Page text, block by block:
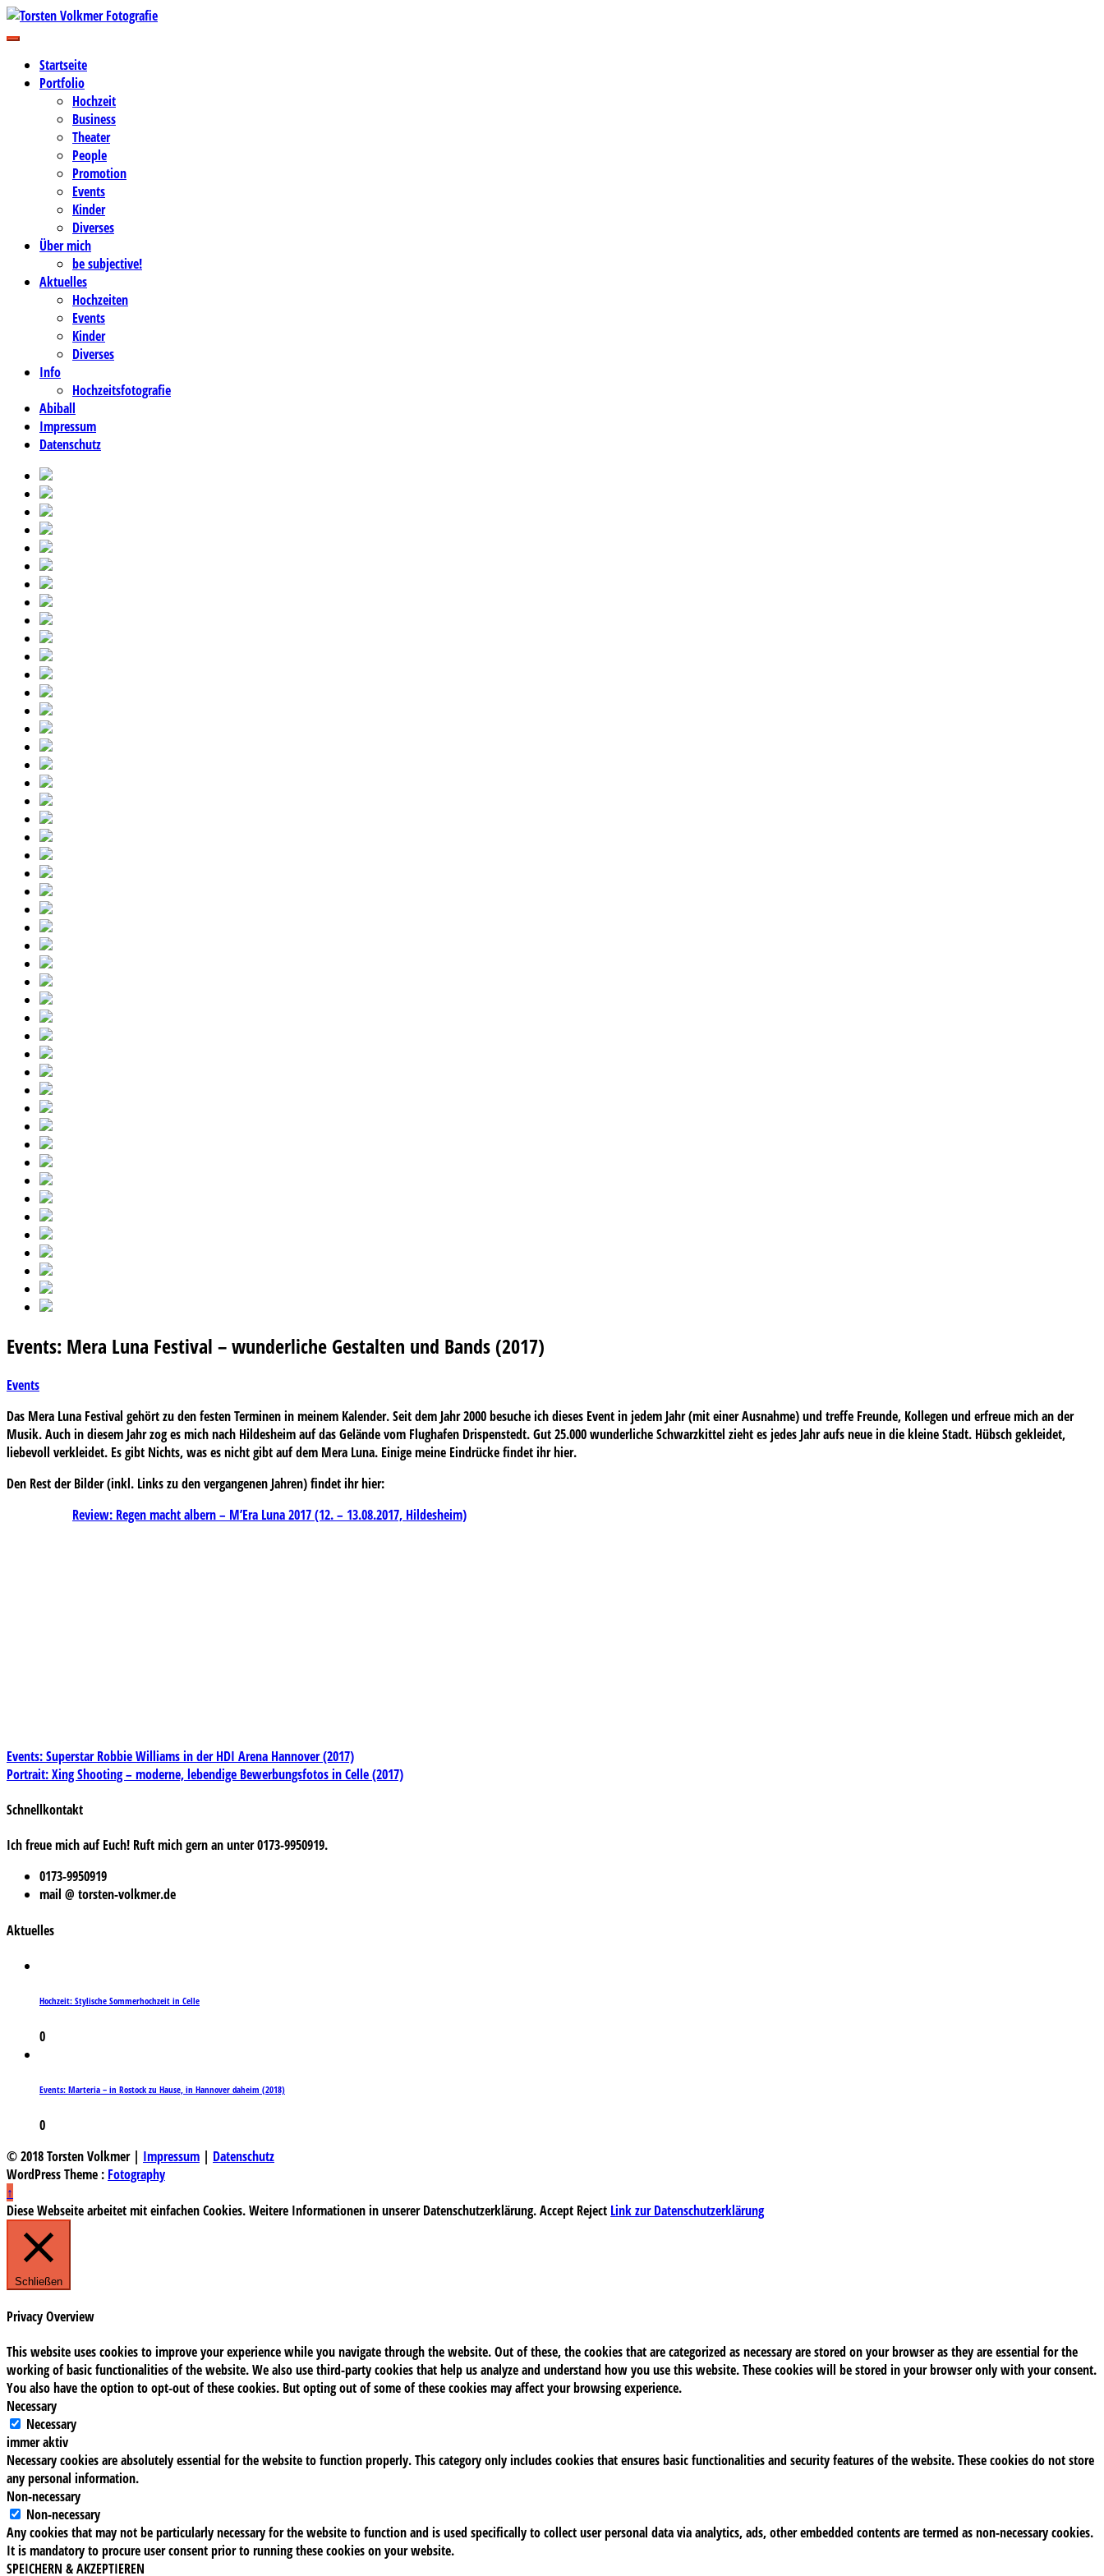
Zum
Inhalt
Torsten Volkmer Fotografie
Business-, Portrait- und Hochzeitsfotografie
Startseite
Portfolio
Hochzeit
Business
Theater
People
Promotion
Events
Kinder
Diverses
Über mich
be subjective!
Aktuelles
Hochzeiten
Events
Kinder
Diverses
Info
Hochzeitsfotografie
Abiball
Impressum
Datenschutz
Events: Mera Luna Festival – wunderliche Gestalten und Bands (2017)
Events
Das Mera Luna Festival gehört zu den festen Terminen in meinem Kalender. Seit dem Jahr 2000 besuche ich dieses Event in jedem Jahr (mit einer Ausnahme) und treffe Freunde, Kollegen und erfreue mich an der
Musik. Auch in diesem Jahr zog es mich nach Hildesheim auf das Gelände vom Flughafen Drispenstedt. Gut 25.000 wunderliche Schwarzkittel zieht es jedes Jahr aufs neue in die kleine Stadt. Hübsch gekleidet,
liebevoll verkleidet. Es gibt Nichts, was es nicht gibt auf dem Mera Luna. Einige meine Eindrücke findet ihr hier.
Den Rest der Bilder (inkl. Links zu den vergangenen Jahren) findet ihr hier:
Review: Regen macht albern – M’Era Luna 2017 (12. – 13.08.2017, Hildesheim)
Beitragsnavigation
Events: Superstar Robbie Williams in der HDI Arena Hannover (2017)
Portrait: Xing Shooting – moderne, lebendige Bewerbungsfotos in Celle (2017)
Schnellkontakt
Ich freue mich auf Euch! Ruft mich gern an unter 0173-9950919.
0173-9950919
mail @ torsten-volkmer.de
Aktuelles
Hochzeit: Stylische Sommerhochzeit in Celle
0
Events: Marteria – in Rostock zu Hause, in Hannover daheim (2018)
0
© 2018 Torsten Volkmer | Impressum | Datenschutz
WordPress Theme : Fotography
↑
Diese Webseite arbeitet mit einfachen Cookies. Weitere Informationen in unserer Datenschutzerklärung.Accept Reject Link zur Datenschutzerklärung
Schließen
Privacy Overview
This website uses cookies to improve your experience while you navigate through the website. Out of these, the cookies that are categorized as necessary are stored on your browser as they are essential for the
working of basic functionalities of the website. We also use third-party cookies that help us analyze and understand how you use this website. These cookies will be stored in your browser only with your consent.
You also have the option to opt-out of these cookies. But opting out of some of these cookies may affect your browsing experience.
Necessary
Necessary
immer aktiv
Necessary cookies are absolutely essential for the website to function properly. This category only includes cookies that ensures basic functionalities and security features of the website. These cookies do not store
any personal information.
Non-necessary
Non-necessary
Any cookies that may not be particularly necessary for the website to function and is used specifically to collect user personal data via analytics, ads, other embedded contents are termed as non-necessary cookies.
It is mandatory to procure user consent prior to running these cookies on your website.
SPEICHERN & AKZEPTIEREN